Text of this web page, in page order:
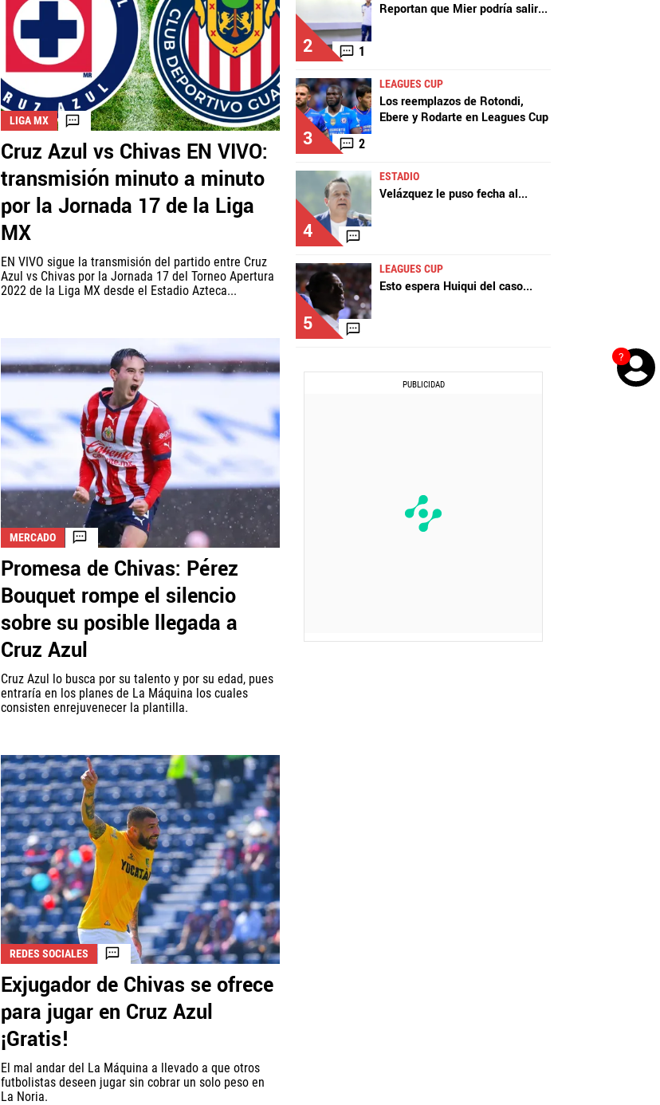
?
LIGA MX
Cruz Azul vs Chivas EN VIVO:
transmisión minuto a minuto
por la Jornada 17 de la Liga
MX
EN VIVO sigue la transmisión del partido entre Cruz
Azul vs Chivas por la Jornada 17 del Torneo Apertura
2022 de la Liga MX desde el Estadio Azteca...
MERCADO
Promesa de Chivas: Pérez
Bouquet rompe el silencio
sobre su posible llegada a
Cruz Azul
Cruz Azul lo busca por su talento y por su edad, pues
entraría en los planes de La Máquina los cuales
consisten enrejuvenecer la plantilla.
REDES SOCIALES
Exjugador de Chivas se ofrece
para jugar en Cruz Azul
¡Gratis!
El mal andar del La Máquina a llevado a que otros
futbolistas deseen jugar sin cobrar un solo peso en
La Noria.
2 1
Reportan que Mier podría salir...
3 2
LEAGUES CUP
Los reemplazos de Rotondi,
Ebere y Rodarte en Leagues Cup
4
ESTADIO
Velázquez le puso fecha al...
5
LEAGUES CUP
Esto espera Huiqui del caso...